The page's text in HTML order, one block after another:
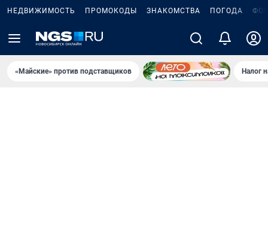
НЕДВИЖИМОСТЬ ПРОМОКОДЫ ЗНАКОМСТВА ПОГОДА
«Майские» против подставщиков Налог